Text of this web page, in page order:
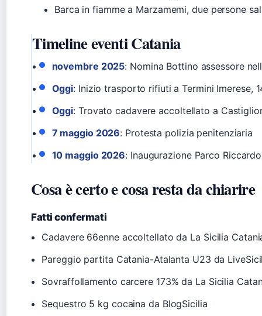
Barca in fiamme a Marzamemi, due persone
Timeline eventi Catania
novembre 2025: Nomina Bottino assessore
Oggi: Inizio trasporto rifiuti a Termini Imerese,
Oggi: Trovato cadavere accoltellato a
7 maggio 2026: Protesta polizia penitenziaria
10 maggio 2026: Inaugurazione Parco
Cosa è certo e cosa resta da chiarire
Fatti confermati
Cadavere 66enne accoltellato da La Sicilia
Pareggio partita Catania-Atalanta U23 da
Sovraffollamento carcere 173% da La Sicilia
Sequestro 5 kg cocaina da BlogSicilia